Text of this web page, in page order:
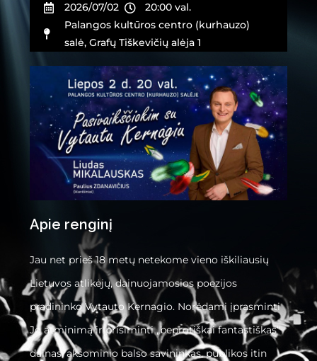
2026/07/02
20:00 val.
Palangos kultūros centro (kurhauzo)
salė, Grafų Tiškevičių alėja 1
Apie renginį
Jau net prieš 18 metų netekome vieno iškiliausių
Lietuvos atlikėjų, dainuojamosios poezijos
pradininko Vytauto Kernagio. Norėdami įprasminti
Jo atminimą ir prisiminti „beprotiškai fantastiškas“
dainas, aksominio balso savininkas, publikos itin